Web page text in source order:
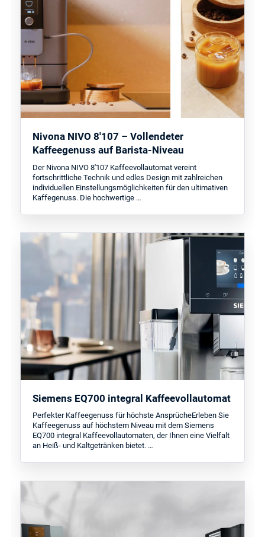
Nivona NIVO 8'107 – Vollendeter
Kaffeegenuss auf Barista-Niveau
Der Nivona NIVO 8'107 Kaffeevollautomat vereint
fortschrittliche Technik und edles Design mit zahlreichen
individuellen Einstellungsmöglichkeiten für den ultimativen
Kaffegenuss. Die hochwertige …
Siemens EQ700 integral Kaffeevollautomat
Perfekter Kaffeegenuss für höchste AnsprücheErleben Sie
Kaffeegenuss auf höchstem Niveau mit dem Siemens
EQ700 integral Kaffeevollautomaten, der Ihnen eine Vielfalt
an Heiß- und Kaltgetränken bietet. …